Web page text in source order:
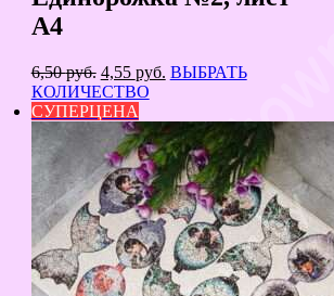
А4
6,50руб. Первоначальная
цена
составляла
6,50 руб..
4,55 руб. Текущая
ВЫБРАТЬ
КОЛИЧЕСТВО
СУПЕРЦЕНА